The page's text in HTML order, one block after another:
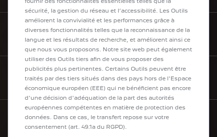
TÉLÉCHARGEZ UNE BROCHURE
BESOIN D’AIDE
sécurité, la gestion du réseau et l’accessibilité. Les Outils
améliorent la convivialité et les performances grâce à
diverses fonctionnalités telles que la reconnaissance de la
langue et les résultats de recherche, et améliorent ainsi ce
que nous vous proposons. Notre site web peut également
utiliser des Outils tiers afin de vous proposer des
publicités plus pertinentes. Certains Outils peuvent être
traités par des tiers situés dans des pays hors de l'Espace
économique européen (EEE) qui ne bénéficient pas encore
d'une décision d'adéquation de la part des autorités
européennes compétentes en matière de protection des
données. Dans ce cas, le transfert repose sur votre
consentement (art. 49.1a du RGPD).